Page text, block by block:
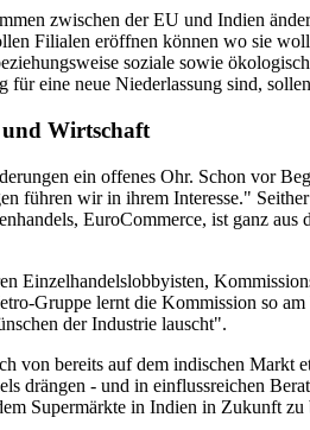
zwischen der EU und Indien
Filialen eröffnen können wo sie
soziale sowie
eine neue Niederlassung sind,
und Wirtschaft
ein offenes Ohr. Schon vor
führen wir in ihrem Interesse."
EuroCommerce, ist ganz
Einzelhandelslobbyisten,
Gruppe lernt die Kommission so
der Industrie lauscht".
von bereits auf dem indischen
drängen - und in einflussreichen
Supermärkte in Indien in Zukunft